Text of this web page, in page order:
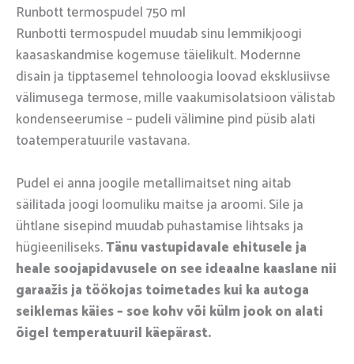
Runbott termospudel 750 ml
Runbotti termospudel muudab sinu lemmikjoogi
kaasaskandmise kogemuse täielikult. Modernne
disain ja tipptasemel tehnoloogia loovad eksklusiivse
välimusega termose, mille vaakumisolatsioon välistab
kondenseerumise – pudeli välimine pind püsib alati
toatemperatuurile vastavana.
Pudel ei anna joogile metallimaitset ning aitab
säilitada joogi loomuliku maitse ja aroomi. Sile ja
ühtlane sisepind muudab puhastamise lihtsaks ja
hügieeniliseks.Tänu vastupidavale ehitusele ja
heale soojapidavusele on see ideaalne kaaslane nii
garaažis ja töökojas toimetades kui ka autoga
seiklemas käies – soe kohv või külm jook on alati
õigel temperatuuril käepärast.